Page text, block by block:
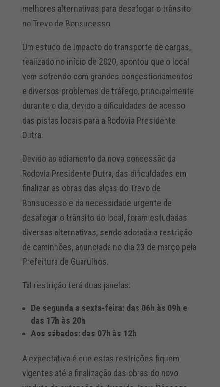
melhores alternativas para desafogar o trânsito
no Trevo de Bonsucesso.
Um estudo de impacto do transporte de cargas,
realizado no início de 2020, apontou que o local
vem sofrendo com grandes congestionamentos
e diversos problemas de tráfego, principalmente
durante o dia, devido a dificuldades de acesso
das pistas locais para a Rodovia Presidente
Dutra.
Devido ao adiamento da nova concessão da
Rodovia Presidente Dutra, das dificuldades em
finalizar as obras das alças do Trevo de
Bonsucesso e da necessidade urgente de
desafogar o trânsito do local, foram estudadas
diversas alternativas, sendo adotada a restrição
de caminhões, anunciada no dia 23 de março pela
Prefeitura de Guarulhos.
Tal restrição terá duas janelas:
De segunda a sexta-feira: das 06h às 09h e
das 17h às 20h
Aos sábados: das 07h às 12h
A expectativa é que estas restrições fiquem
vigentes até a finalização das obras do novo